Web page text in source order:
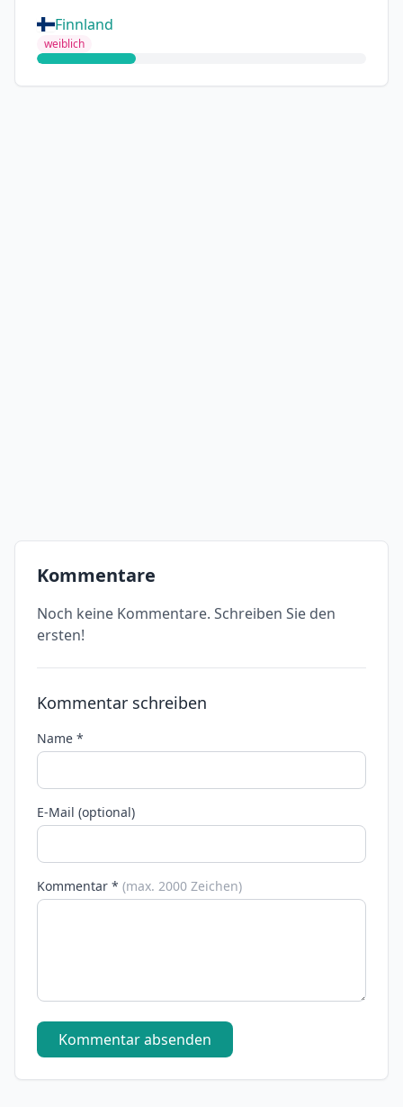
Finnland
weiblich
Kommentare
Noch keine Kommentare. Schreiben Sie den
ersten!
Kommentar schreiben
Name *
E-Mail (optional)
Kommentar * (max. 2000 Zeichen)
Kommentar absenden